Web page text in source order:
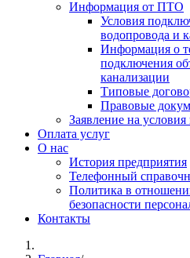
Информация от ПТО
Условия
водопровода и
Информация о
подключения
канализации
Типовые
Правовые
Заявление на
Оплата услуг
О нас
История предприятия
Телефонный
Политика в
безопасности
Контакты